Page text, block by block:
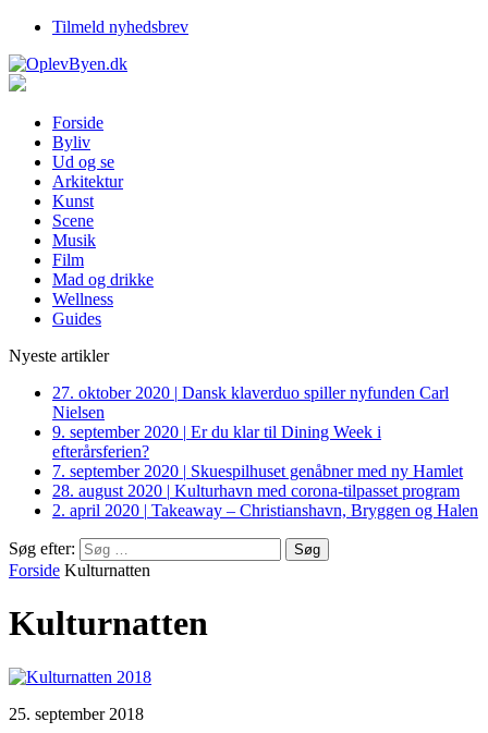
Tilmeld nyhedsbrev
Forside
Byliv
Ud og se
Arkitektur
Kunst
Scene
Musik
Film
Mad og drikke
Wellness
Guides
Nyeste artikler
27. oktober 2020 | Dansk klaverduo spiller nyfunden Carl
Nielsen
9. september 2020 | Er du klar til Dining Week i
efterårsferien?
7. september 2020 | Skuespilhuset genåbner med ny Hamlet
28. august 2020 | Kulturhavn med corona-tilpasset program
2. april 2020 | Takeaway – Christianshavn, Bryggen og Halen
Søg efter:
Forside Kulturnatten
Kulturnatten
25. september 2018